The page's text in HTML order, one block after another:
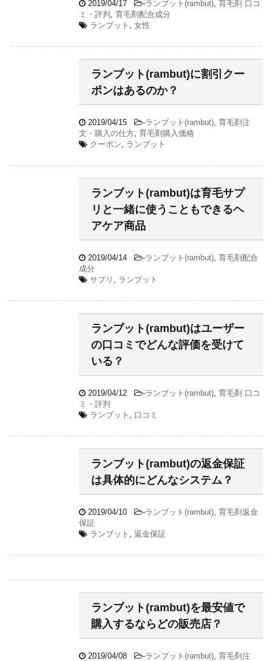
2019/04/17 -ランブット(rambut) 育毛剤 口コ
ミ・評判 育毛剤配合成分
ランブット
女性
ランブット(rambut)に割引クー
ポンはあるのか？
2019/04/15 -ランブット(rambut) 育毛剤注
文・購入の仕方 育毛剤購入価格
クーポン
ランブット
ランブット(rambut)は育毛サプ
リと一緒に使うこともできるヘ
アケア商品
2019/04/14 -ランブット(rambut) 育毛剤配合
成分
サプリ
ランブット
ランブット(rambut)はユーザー
の口コミでどんな評価を受けて
いる？
2019/04/12 -ランブット(rambut) 育毛剤 口コ
ミ・評判
ランブット
口コミ
ランブット(rambut)の返金保証
は具体的にどんなシステム？
2019/04/10 -ランブット(rambut) 育毛剤返金
保証
ランブット
返金保証
ランブット(rambut)を最安値で
購入するならどの販売店？
2019/04/08 -ランブット(rambut) 育毛剤注